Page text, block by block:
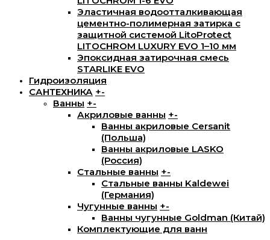
Эластичная водоотталкивающая
цементно-полимерная затирка с
защитной системой LitoProtect
LITOCHROM LUXURY EVO 1–10 мм
Эпоксидная затирочная смесь
STARLIKE EVO
Гидроизоляция
САНТЕХНИКА +-
Ванны +-
Акриловые ванны +-
Ванны акриловые Cersanit
(Польша)
Ванны акриловые LASKO
(Россия)
Стальные ванны +-
Стальные ванны Kaldewei
(Германия)
Чугунные ванны +-
Ванны чугунные Goldman (Китай)
Комплектующие для ванн